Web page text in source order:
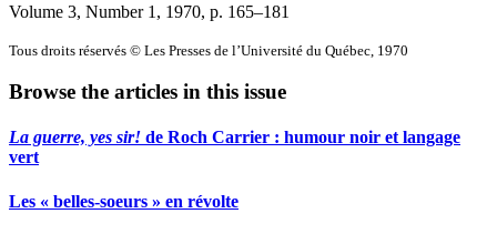
Volume 3, Number 1, 1970, p. 165–181
Tous droits réservés © Les Presses de l’Université du Québec, 1970
Browse the articles in this issue
La guerre, yes sir! de Roch Carrier : humour noir et langage
vert
Les « belles-soeurs » en révolte